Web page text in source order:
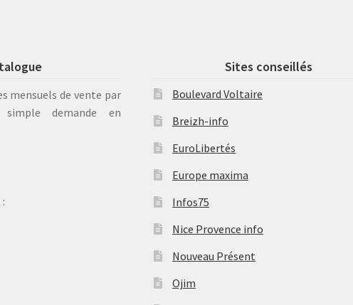
mensuels de vente par
simple demande en
Sites conseillés
Boulevard Voltaire
Breizh-info
EuroLibertés
Europe maxima
Infos75
Nice Provence info
Nouveau Présent
Ojim